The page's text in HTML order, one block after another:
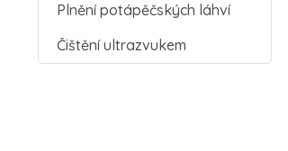
Plnění potápěčských láhví
Čištění ultrazvukem